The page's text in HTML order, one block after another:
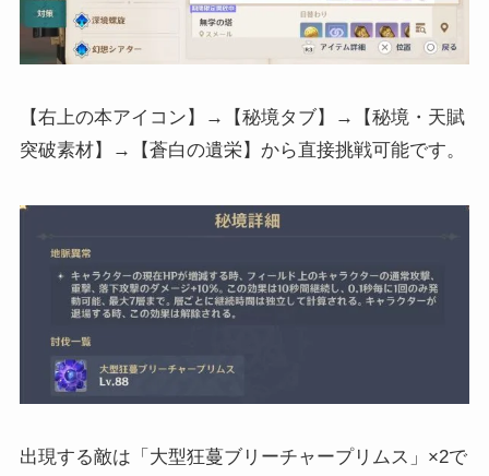
【右上の本アイコン】→【秘境タブ】→【秘境・天賦
突破素材】→【蒼白の遺栄】から直接挑戦可能です。
出現する敵は「大型狂蔓ブリーチャープリムス」×2で